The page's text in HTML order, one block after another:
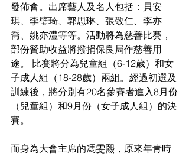
發佈會。出席藝人及名人包括：貝安
琪、李璧琦、郭思琳、張敬仁、李亦
喬、姚亦澧等等。活動將為慈善比賽，
部份贊助收益將撥捐保良局作慈善用
途。 比賽將分為兒童組（6-12歲）和女
子成人組（18-28歲）兩組。經過初選及
訓練後，將分別有20名參賽者進入8月份
（兒童組）和9月份（女子成人組）的決
賽。
而身為大會主席的馮雯熙，原來年青時